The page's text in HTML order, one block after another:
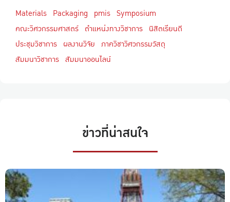
Materials Packaging pmis Symposium
คณะวิศวกรรมศาสตร์ ตำแหน่งทางวิชาการ นิสิตเรียนดี
ประชุมวิชาการ ผลงานวิจัย ภาควิชาวิศวกรรมวัสดุ
สัมมนาวิชาการ สัมมนาออนไลน์
ข่าวที่น่าสนใจ